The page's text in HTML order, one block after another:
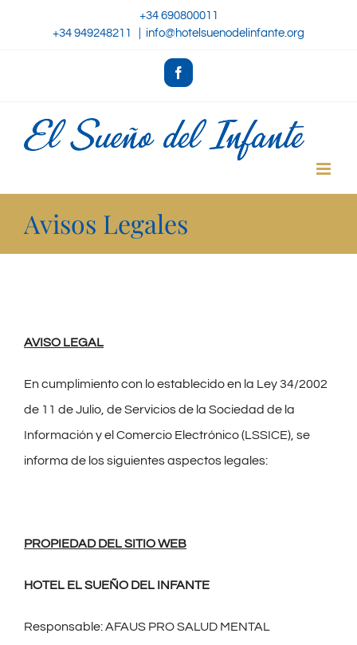
+34 690800011
+34 949248211
info@hotelsuenodelinfante.org
Avisos Legales
AVISO LEGAL
En cumplimiento con lo establecido en la Ley 34/2002
de 11 de Julio, de Servicios de la Sociedad de la
Información y el Comercio Electrónico (LSSICE), se
informa de los siguientes aspectos legales:
PROPIEDAD DEL SITIO WEB
HOTEL EL SUEÑO DEL INFANTE
Responsable: AFAUS PRO SALUD MENTAL